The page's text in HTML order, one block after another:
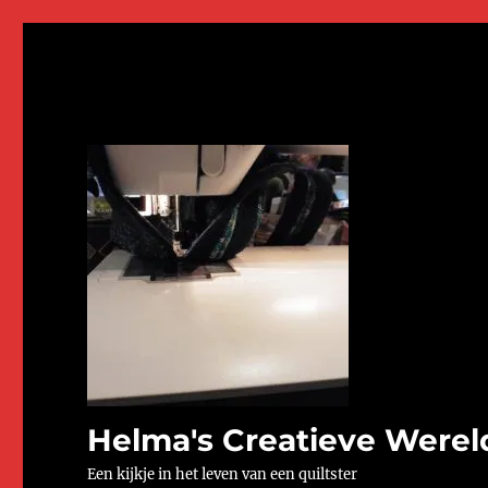
Helma's Creatieve
Een kijkje in het leven van een quiltster